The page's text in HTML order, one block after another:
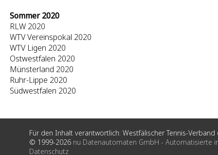
Sommer 2020
RLW 2020
WTV Vereinspokal 2020
WTV Ligen 2020
Ostwestfalen 2020
Münsterland 2020
Ruhr-Lippe 2020
Südwestfalen 2020
Für den Inhalt verantwortlich: Westfälischer Tennis-Verband
© 1999-2026 nu Datenautomaten GmbH - Automatisierte
Datenschutz